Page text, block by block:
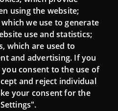
using the website;
we use to generate
use and statistics;
which are used to
and advertising. If you
you consent to the use of
and reject individual
your consent for the